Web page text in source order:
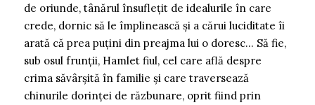
de oriunde, tânărul însuflețit de idealurile în care
crede, dornic să le împlinească și a cărui luciditate îi
arată că prea puțini din preajma lui o doresc… Să fie,
sub osul frunții, Hamlet fiul, cel care află despre
crima săvârșită în familie și care traversează
chinurile dorinței de răzbunare, oprit fiind prin